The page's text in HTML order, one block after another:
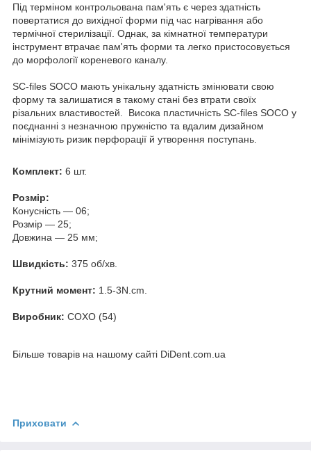
Під терміном контрольована пам'ять є через здатність
повертатися до вихідної форми під час нагрівання або
термічної стерилізації. Однак, за кімнатної температури
інструмент втрачає пам'ять форми та легко пристосовується
до морфології кореневого каналу.
SC-files SOCO мають унікальну здатність змінювати свою
форму та залишатися в такому стані без втрати своїх
різальних властивостей. Висока пластичність SC-files SOCO у
поєднанні з незначною пружністю та вдалим дизайном
мінімізують ризик перфорації й утворення поступань.
Комплект: 6 шт.
Розмір:
Конусність — 06;
Розмір — 25;
Довжина — 25 мм;
Швидкість: 375 об/хв.
Крутний момент: 1.5-3N.cm.
Виробник: COXO (54)
Більше товарів на нашому сайті DiDent.com.ua
Приховати